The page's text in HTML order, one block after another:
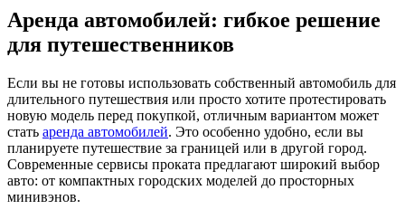
Аренда автомобилей: гибкое решение
для путешественников
Если вы не готовы использовать собственный автомобиль для
длительного путешествия или просто хотите протестировать
новую модель перед покупкой, отличным вариантом может
стать аренда автомобилей. Это особенно удобно, если вы
планируете путешествие за границей или в другой город.
Современные сервисы проката предлагают широкий выбор
авто: от компактных городских моделей до просторных
минивэнов.